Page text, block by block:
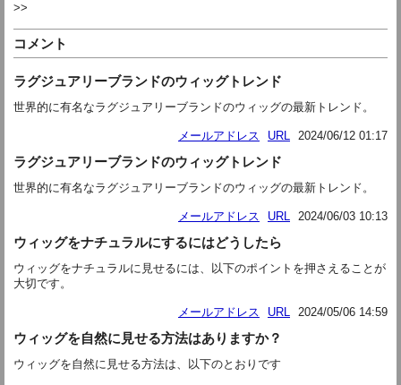
コメント
ラグジュアリーブランドのウィッグトレンド
世界的に有名なラグジュアリーブランドのウィッグの最新トレンド。
メールアドレス URL 2024/06/12 01:17
ラグジュアリーブランドのウィッグトレンド
世界的に有名なラグジュアリーブランドのウィッグの最新トレンド。
メールアドレス URL 2024/06/03 10:13
ウィッグをナチュラルにするにはどうしたら
ウィッグをナチュラルに見せるには、以下のポイントを押さえることが
大切です。
メールアドレス URL 2024/05/06 14:59
ウィッグを自然に見せる方法はありますか？
ウィッグを自然に見せる方法は、以下のとおりです